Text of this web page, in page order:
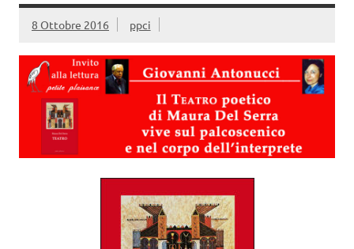
8 Ottobre 2016 ppci